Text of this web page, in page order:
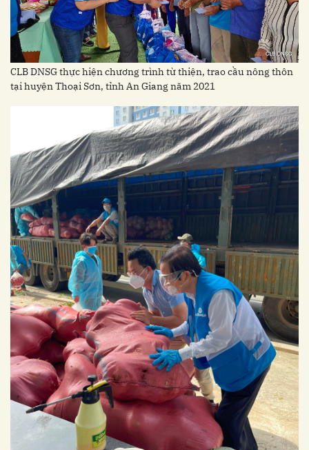
CLB DNSG thực hiện chương trình từ thiện, trao cầu nông thôn
tại huyện Thoại Sơn, tỉnh An Giang năm 2021